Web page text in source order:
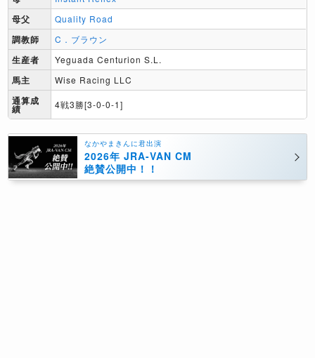
母父 Quality Road
調教師 C．ブラウン
生産者 Yeguada Centurion S.L.
馬主 Wise Racing LLC
通算成
績 4戦3勝[3-0-0-1]
なかやまきんに君出演
2026年 JRA-VAN CM
絶賛公開中！！